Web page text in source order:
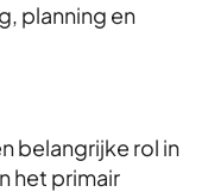
planning en
belangrijke rol in
het primair